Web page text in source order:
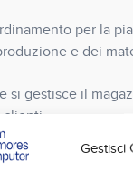
Gestisci
per la
e dei
si gestisce il